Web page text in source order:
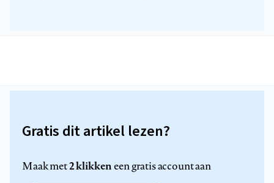
Gratis dit artikel lezen?
Maak met2 klikkeneen gratis account aan